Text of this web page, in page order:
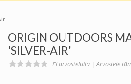
ORIGIN OUTDOORS
'SILVER-AIR'
Ei arvosteluita |Arvostele